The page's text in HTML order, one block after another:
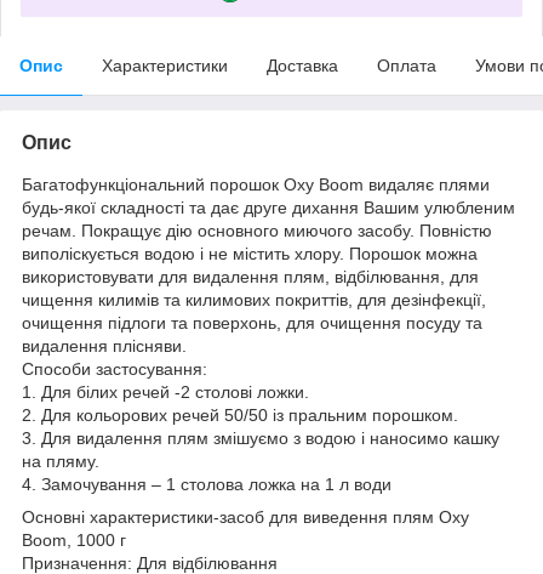
Опис Характеристики Доставка Оплата Умови
Опис
Багатофункціональний порошок Oxy Boom видаляє плями
будь-якої складності та дає друге дихання Вашим улюбленим
речам. Покращує дію основного миючого засобу. Повністю
виполіскується водою і не містить хлору. Порошок можна
використовувати для видалення плям, відбілювання, для
чищення килимів та килимових покриттів, для дезінфекції,
очищення підлоги та поверхонь, для очищення посуду та
видалення плісняви.
Способи застосування:
1. Для білих речей -2 столові ложки.
2. Для кольорових речей 50/50 із пральним порошком.
3. Для видалення плям змішуємо з водою і наносимо кашку
на пляму.
4. Замочування – 1 столова ложка на 1 л води
Основні характеристики-засоб для виведення плям Oxy
Boom, 1000 г
Призначення: Для відбілювання